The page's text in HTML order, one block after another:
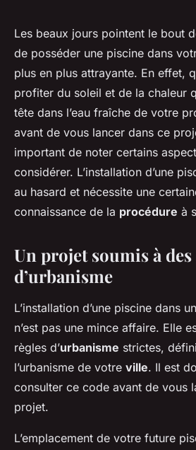
Quels sont les
considérer lors de
l'installation d'une
dans une zone
Tom•30 avril 2024•6 min de lecture
Les beaux jours pointent le bout
de posséder une piscine dans
plus en plus attrayante. En effet,
profiter du soleil et de la chaleur
tête dans l’eau fraîche de votre
avant de vous lancer dans ce
important de noter certains
considérer. L’installation d’une
au hasard et nécessite une
connaissance de la procédure à
Un projet soumis à des
d’urbanisme
L’installation d’une piscine dans
n’est pas une mince affaire. Elle
règles d’urbanisme strictes,
l’urbanisme de votre ville. Il est
consulter ce code avant de vous
projet.
L’emplacement de votre future